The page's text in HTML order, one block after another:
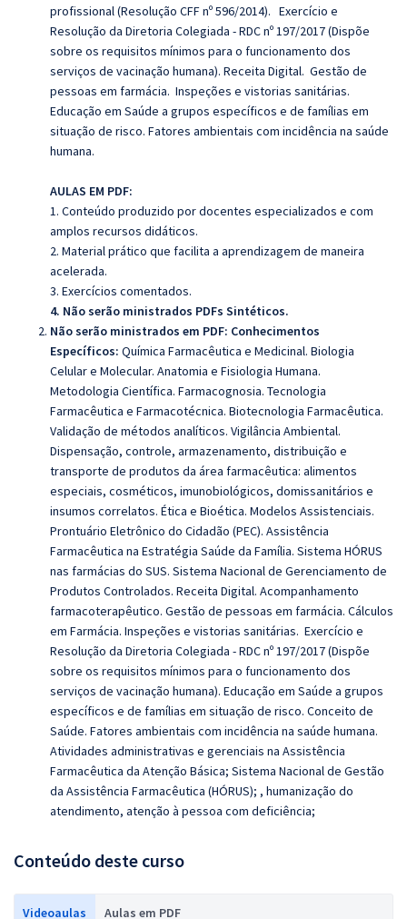
profissional (Resolução CFF nº 596/2014). Exercício e
Resolução da Diretoria Colegiada - RDC nº 197/2017 (Dispõe
sobre os requisitos mínimos para o funcionamento dos
serviços de vacinação humana). Receita Digital. Gestão de
pessoas em farmácia. Inspeções e vistorias sanitárias.
Educação em Saúde a grupos específicos e de famílias em
situação de risco. Fatores ambientais com incidência na saúde
humana.
AULAS EM PDF:
1. Conteúdo produzido por docentes especializados e com
amplos recursos didáticos.
2. Material prático que facilita a aprendizagem de maneira
acelerada.
3. Exercícios comentados.
4. Não serão ministrados PDFs Sintéticos.
Não serão ministrados em PDF: Conhecimentos
Específicos: Química Farmacêutica e Medicinal. Biologia
Celular e Molecular. Anatomia e Fisiologia Humana.
Metodologia Científica. Farmacognosia. Tecnologia
Farmacêutica e Farmacotécnica. Biotecnologia Farmacêutica.
Validação de métodos analíticos. Vigilância Ambiental.
Dispensação, controle, armazenamento, distribuição e
transporte de produtos da área farmacêutica: alimentos
especiais, cosméticos, imunobiológicos, domissanitários e
insumos correlatos. Ética e Bioética. Modelos Assistenciais.
Prontuário Eletrônico do Cidadão (PEC). Assistência
Farmacêutica na Estratégia Saúde da Família. Sistema HÓRUS
nas farmácias do SUS. Sistema Nacional de Gerenciamento de
Produtos Controlados. Receita Digital. Acompanhamento
farmacoterapêutico. Gestão de pessoas em farmácia. Cálculos
em Farmácia. Inspeções e vistorias sanitárias. Exercício e
Resolução da Diretoria Colegiada - RDC nº 197/2017 (Dispõe
sobre os requisitos mínimos para o funcionamento dos
serviços de vacinação humana). Educação em Saúde a grupos
específicos e de famílias em situação de risco. Conceito de
Saúde. Fatores ambientais com incidência na saúde humana.
Atividades administrativas e gerenciais na Assistência
Farmacêutica da Atenção Básica; Sistema Nacional de Gestão
da Assistência Farmacêutica (HÓRUS); , humanização do
atendimento, atenção à pessoa com deficiência;
Conteúdo deste curso
Videoaulas Aulas em PDF